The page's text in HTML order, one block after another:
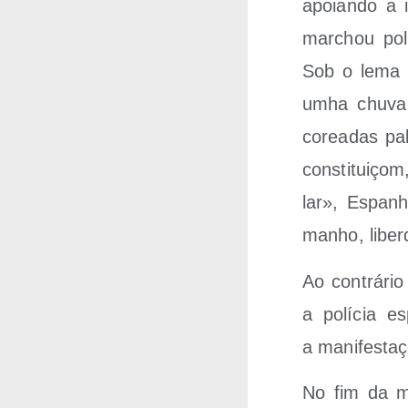
apoian­do a
mar­chou
Sob o lema
umha
corea­das
lar»,
manho,
Ao
a polí­cia
a
No fim da